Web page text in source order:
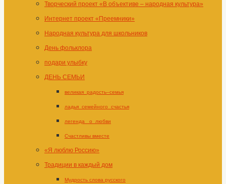
Творческий проект «В объективе – народная культура»
Интернет проект «Преемники»
Народная культура для школьников
День фольклора
подари улыбку
ДЕНЬ СЕМЬИ
великая_радость–семья
ладья_семейного_счастья
легенда _о_любви
Счастливы вместе
«Я люблю Россию»
Традиции в каждый дом
Мудрость слова русского